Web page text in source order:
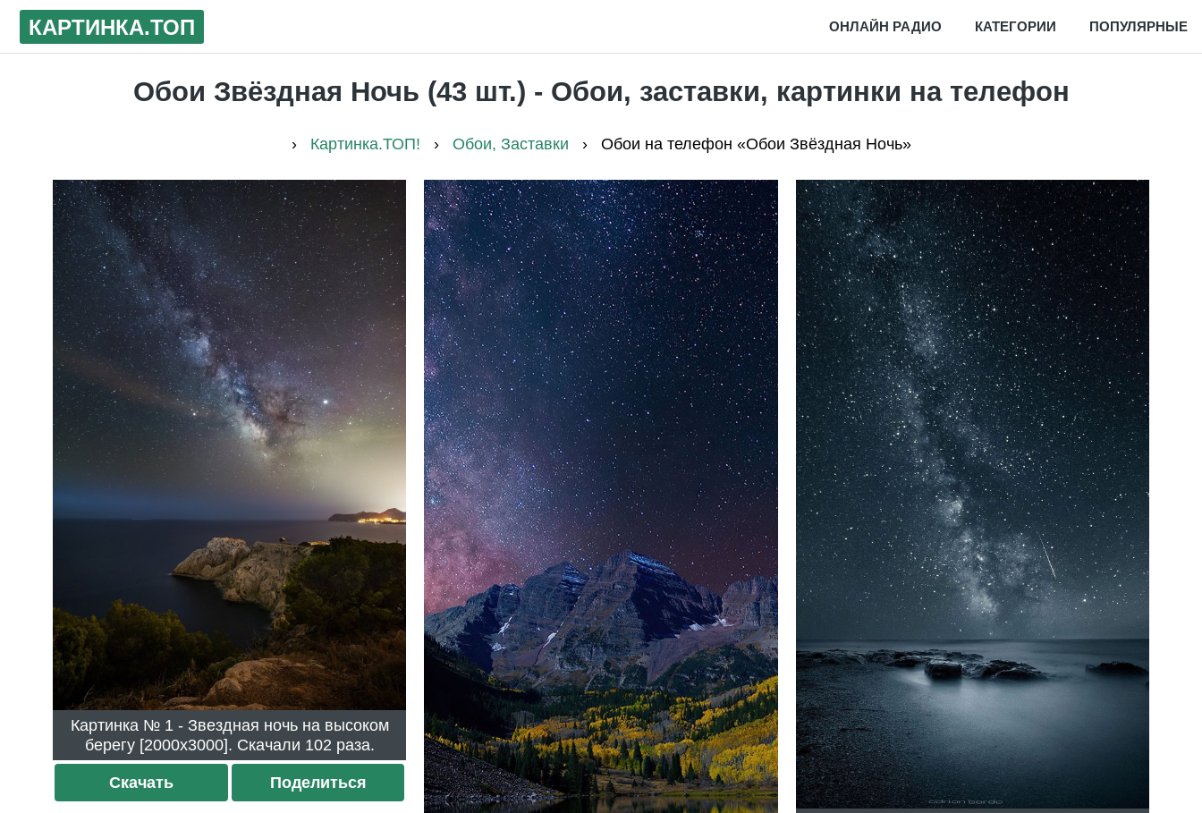
КАРТИНКА.ТОП ОНЛАЙН РАДИО КАТЕГОРИИ ПОПУЛЯРНЫЕ
Обои Звёздная Ночь (43 шт.) - Обои, заставки, картинки на телефон
› Картинка.ТОП! › Обои, Заставки › Обои на телефон «Обои Звёздная Ночь»
Картинка № 1 - Звездная ночь на высоком
берегу [2000x3000]. Скачали 102 раза.
Скачать Поделиться